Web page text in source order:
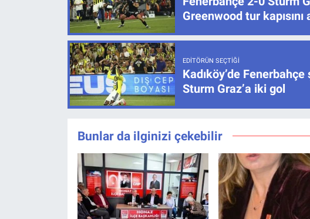
Greenwood tur kapısını
EDITÖRÜN SEÇTIĞI
Kadıköy’de
Sturm Graz’a iki gol
Bunlar da ilginizi çekebilir